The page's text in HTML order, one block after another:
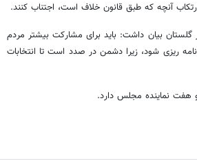
آنچه که طبق قانون خلاف است، اجتناب کنند.
گلستان بیان داشت: باید برای مشارکت بیشتر مردم
ریزی شود، زیرا دشمن در صدد است تا انتخابات
هفت نماینده مجلس دارد.